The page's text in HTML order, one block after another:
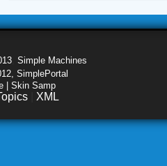
Simple Machines
SimplePortal
| Skin Samp
XML